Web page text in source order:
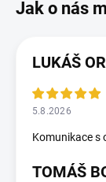
LUKÁŠ
5.8.2026
Komunikace s
TOMÁŠ